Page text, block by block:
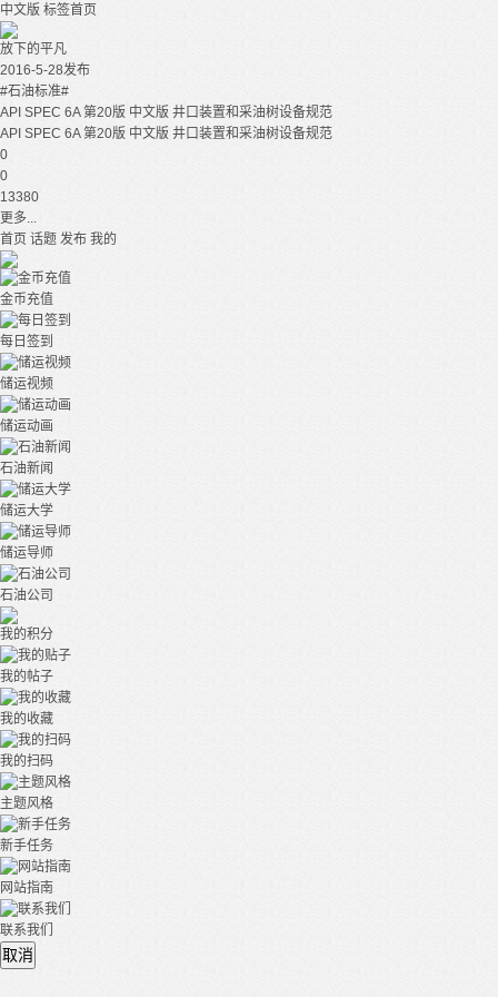
中文版 标签首页
放下的平凡
2016-5-28发布
#石油标准#
API SPEC 6A 第20版 中文版 井口装置和采油树设备规范
API SPEC 6A 第20版 中文版 井口装置和采油树设备规范
0
0
13380
更多...
首页 话题 发布 我的
金币充值
每日签到
储运视频
储运动画
石油新闻
储运大学
储运导师
石油公司
我的积分
我的帖子
我的收藏
我的扫码
主题风格
新手任务
网站指南
联系我们
取消